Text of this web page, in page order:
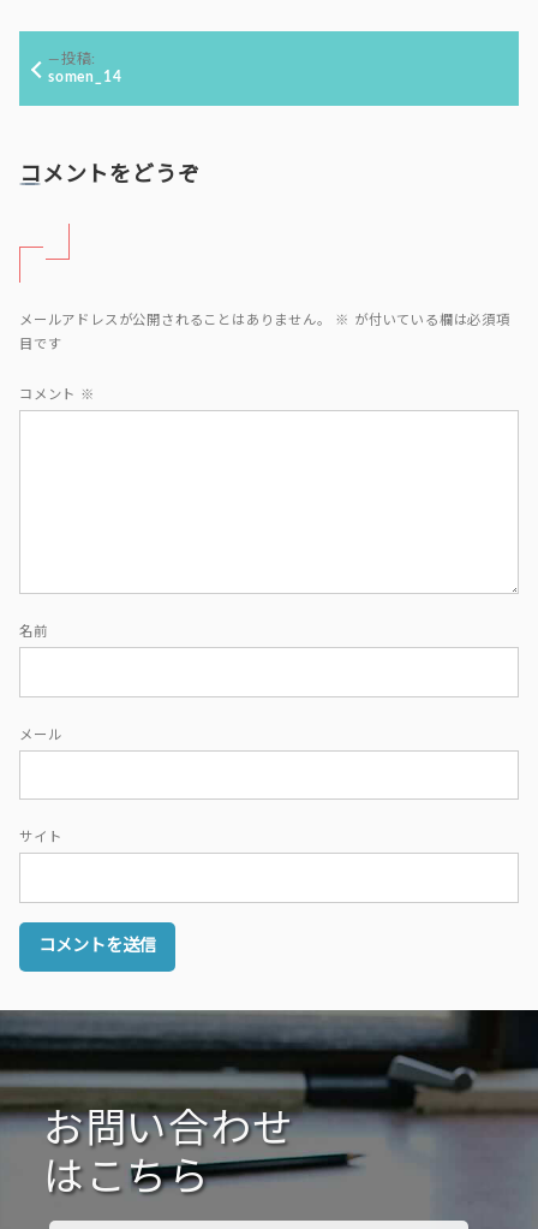
イ
ナ
ゲ
ョ
ン
投稿:
somen_14
コメントをどうぞ
メールアドレスが公開されることはありません。 ※
が付いている欄は必須項
目です
コメント ※
名前
メール
サイト
お問い合わせ
はこちら